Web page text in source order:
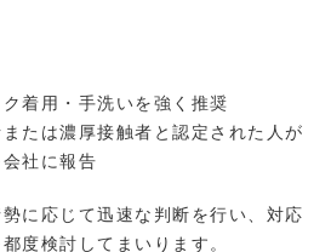
着用・手洗いを強く推奨
たは濃厚接触者と認定された人が
社に報告
に応じて迅速な判断を行い、対応
度検討してまいります。